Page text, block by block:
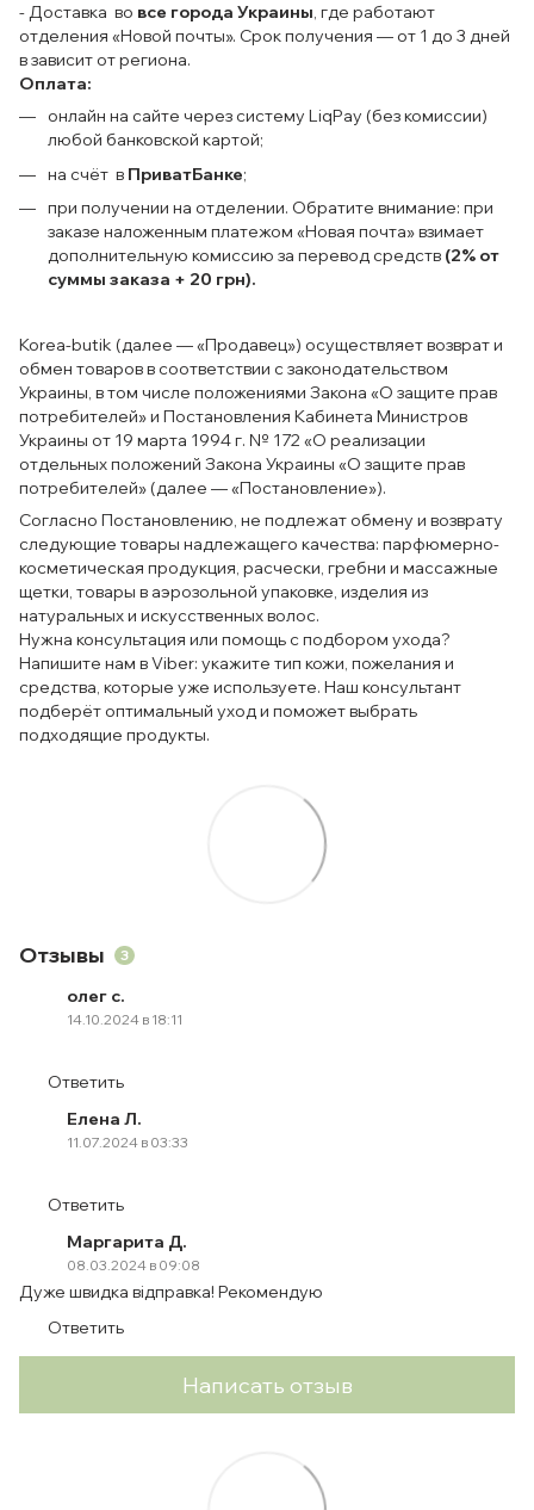
- Доставка во все города Украины, где работают
отделения «Новой почты». Срок получения — от 1 до 3 дней
в зависит от региона.
Оплата:
онлайн на сайте через систему LiqPay (без комиссии)
любой банковской картой;
на счёт в ПриватБанке;
при получении на отделении. Обратите внимание: при
заказе наложенным платежом «Новая почта» взимает
дополнительную комиссию за перевод средств (2% от
суммы заказа + 20 грн).
Korea-butik (далее — «Продавец») осуществляет возврат и
обмен товаров в соответствии с законодательством
Украины, в том числе положениями Закона «О защите прав
потребителей» и Постановления Кабинета Министров
Украины от 19 марта 1994 г. № 172 «О реализации
отдельных положений Закона Украины «О защите прав
потребителей» (далее — «Постановление»).
Согласно Постановлению, не подлежат обмену и возврату
следующие товары надлежащего качества: парфюмерно-
косметическая продукция, расчески, гребни и массажные
щетки, товары в аэрозольной упаковке, изделия из
натуральных и искусственных волос.
Нужна консультация или помощь с подбором ухода?
Напишите нам в Viber: укажите тип кожи, пожелания и
средства, которые уже используете. Наш консультант
подберёт оптимальный уход и поможет выбрать
подходящие продукты.
Отзывы 3
олег с.
14.10.2024 в 18:11
Ответить
Елена Л.
11.07.2024 в 03:33
Ответить
Маргарита Д.
08.03.2024 в 09:08
Дуже швидка відправка! Рекомендую
Ответить
Написать отзыв